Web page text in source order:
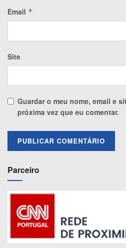
Email *
Site
Guardar o meu nome, email e
próxima vez que eu comentar.
Parceiro